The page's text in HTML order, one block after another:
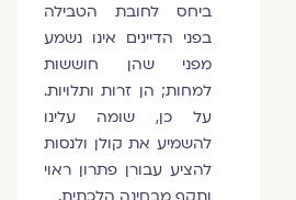
ביחס לחובת הטבילה
בפני הדיינים אינו נשמע
מפני שהן חוששות
למחות; הן זרות ותלויות.
על כן, שומה עלינו
להשמיע את קולן ולנסות
להציע עבורן פתרון ראוי